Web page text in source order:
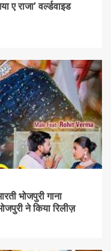
ए राजा’ वर्ल्डवाइड
भोजपुरी गाना
ने किया रिलीज़